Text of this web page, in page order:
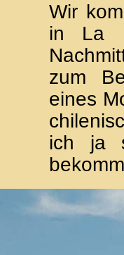
Wir
in La
zum
eines
ich ja